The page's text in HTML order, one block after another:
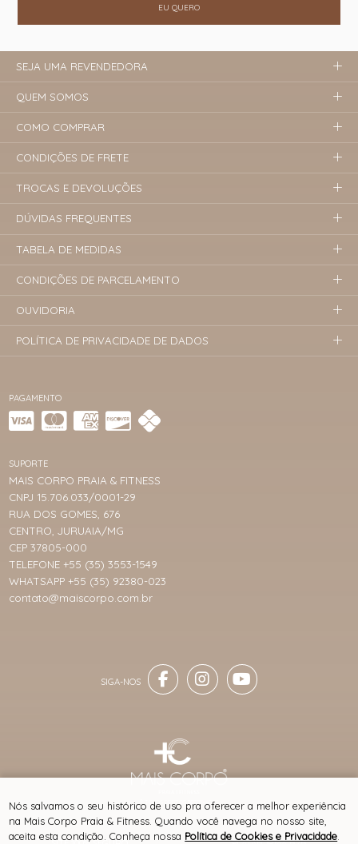
EU QUERO
PAGAMENTO
SUPORTE
MAIS CORPO PRAIA & FITNESS
CNPJ 15.706.033/0001-29
RUA DOS GOMES, 676
CENTRO, JURUAIA/MG
CEP 37805-000
TELEFONE +55 (35) 3553-1549
WHATSAPP +55 (35) 92380-023
contato@maiscorpo.com.br
SEJA UMA REVENDEDORA
QUEM SOMOS
COMO COMPRAR
CONDIÇÕES DE FRETE
TROCAS E DEVOLUÇÕES
DÚVIDAS FREQUENTES
TABELA DE MEDIDAS
CONDIÇÕES DE PARCELAMENTO
OUVIDORIA
POLÍTICA DE PRIVACIDADE DE DADOS
® TODOS DIREITOS RESERVADOS
Nós salvamos o seu histórico de uso pra oferecer a melhor experiência
na Mais Corpo Praia & Fitness. Quando você navega no nosso site,
aceita esta condição. Conheça nossa Política de Cookies e Privacidade